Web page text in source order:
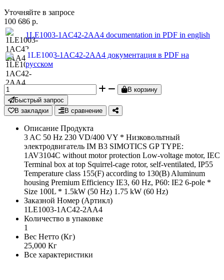
Уточняйте в запросе
100 686 р.
1LE1003-1AC42-2AA4 documentation in PDF in english
1LE1003-1AC42-2AA4 документация в PDF на
русском
В корзину
Быстрый запрос
В закладки
В сравнение
Описание Продукта
3 AC 50 Hz 230 VD/400 VY * Низковольтный
электродвигатель IM B3 SIMOTICS GP TYPE:
1AV3104C without motor protection Low-voltage motor, IEC
Terminal box at top Squirrel-cage rotor, self-ventilated, IP55
Temperature class 155(F) according to 130(B) Aluminum
housing Premium Efficiency IE3, 60 Hz, P60: IE2 6-pole *
Size 100L * 1.5kW (50 Hz) 1.75 kW (60 Hz)
Заказной Номер (Артикл)
1LE1003-1AC42-2AA4
Количество в упаковке
1
Вес Нетто (Кг)
25,000 Кг
Все характеристики